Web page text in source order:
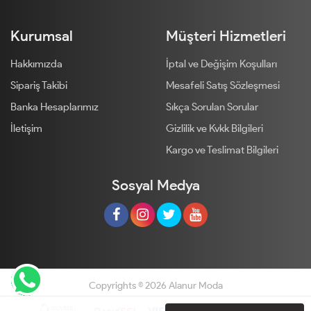
Kurumsal
Hakkımızda
Sipariş Takibi
Banka Hesaplarımız
İletişim
Müşteri Hizmetleri
İptal ve Değişim Koşulları
Mesafeli Satış Sözleşmesi
Sıkça Sorulan Sorular
Gizlilik ve Kvkk Bilgileri
Kargo ve Teslimat Bilgileri
Sosyal Medya
Copyrights © 2026 Alanur Moda